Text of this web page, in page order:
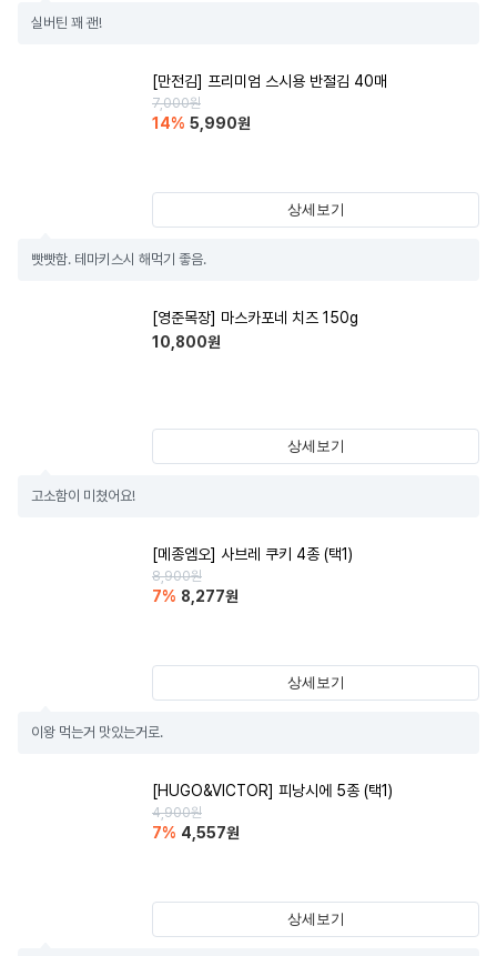
실버틴 꽤 괜!
[만전김] 프리미엄 스시용 반절김 40매
7,000원
14% 5,990원
상세보기
빳빳함. 테마키스시 해먹기 좋음.
[영준목장] 마스카포네 치즈 150g
10,800원
상세보기
고소함이 미쳤어요!
[메종엠오] 사브레 쿠키 4종 (택1)
8,900원
7% 8,277원
상세보기
이왕 먹는거 맛있는거로.
[HUGO&VICTOR] 피낭시에 5종 (택1)
4,900원
7% 4,557원
상세보기